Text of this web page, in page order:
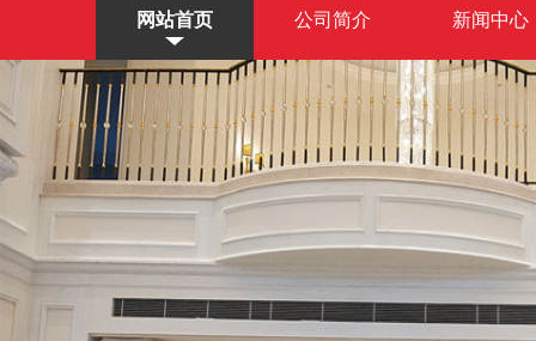
网站首页 公司简介 新闻中心